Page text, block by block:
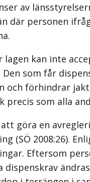
av
där personen
lagen kan inte
som får
förhindrar
precis som alla
göra en
(SÖ 2008:26).
Eftersom
dispenskrav